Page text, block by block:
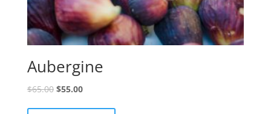
Aubergine
$65.00 $55.00